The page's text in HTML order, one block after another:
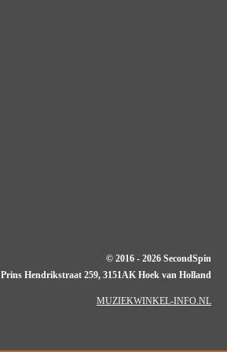
© 2016 - 2026 SecondSpin
Prins Hendrikstraat 259, 3151AK Hoek van Holland
MUZIEKWINKEL-INFO.NL